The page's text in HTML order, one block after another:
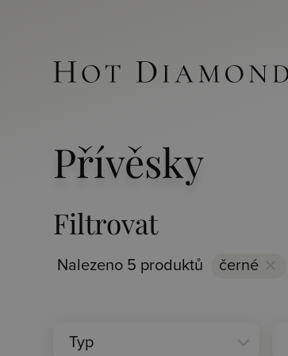
Přívěsky
Filtrovat
Nalezeno 5 produktů černé clear
expand_more
Typ